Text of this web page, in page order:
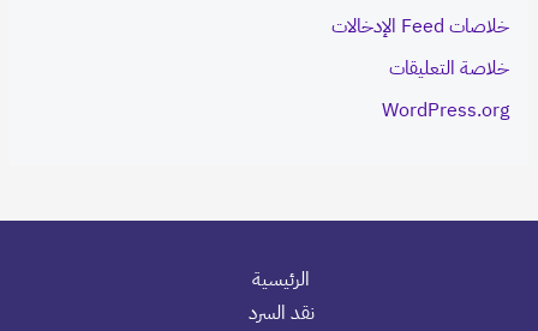
خلاصات Feed الإدخالات
خلاصة التعليقات
WordPress.org
الرئيسية
نقد السرد